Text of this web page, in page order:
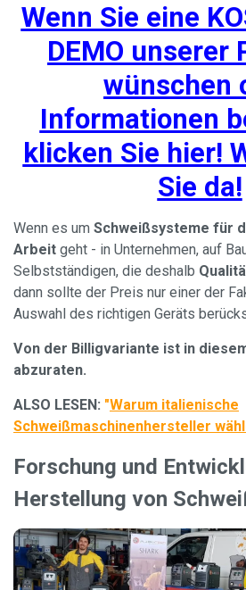
Wenn Sie eine
DEMO unserer
wünschen
Informationen
klicken Sie hier!
Sie da!
Wenn es um Schweißsysteme für
Arbeit geht - in Unternehmen, auf
Selbstständigen, die deshalb
dann sollte der Preis nur einer der
Auswahl des richtigen Geräts
Von der Billigvariante ist in
abzuraten.
ALSO LESEN: "Warum italienische
Schweißmaschinenhersteller
Forschung und
Herstellung von